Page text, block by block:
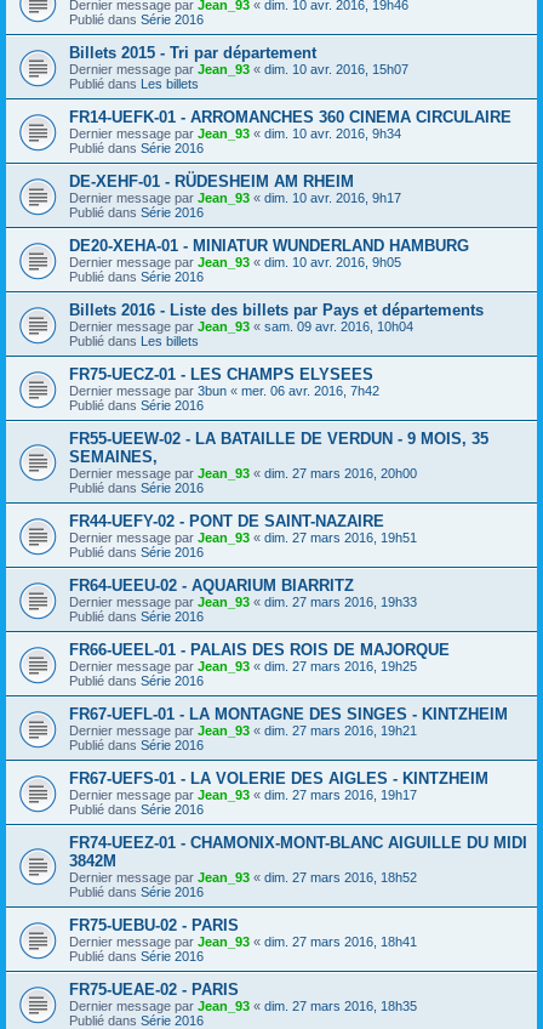
Dernier message par Jean_93 « dim. 10 avr. 2016, 19h46
Publié dans Série 2016
Billets 2015 - Tri par département
Dernier message par Jean_93 « dim. 10 avr. 2016, 15h07
Publié dans Les billets
FR14-UEFK-01 - ARROMANCHES 360 CINEMA CIRCULAIRE
Dernier message par Jean_93 « dim. 10 avr. 2016, 9h34
Publié dans Série 2016
DE-XEHF-01 - RÜDESHEIM AM RHEIM
Dernier message par Jean_93 « dim. 10 avr. 2016, 9h17
Publié dans Série 2016
DE20-XEHA-01 - MINIATUR WUNDERLAND HAMBURG
Dernier message par Jean_93 « dim. 10 avr. 2016, 9h05
Publié dans Série 2016
Billets 2016 - Liste des billets par Pays et départements
Dernier message par Jean_93 « sam. 09 avr. 2016, 10h04
Publié dans Les billets
FR75-UECZ-01 - LES CHAMPS ELYSEES
Dernier message par 3bun « mer. 06 avr. 2016, 7h42
Publié dans Série 2016
FR55-UEEW-02 - LA BATAILLE DE VERDUN - 9 MOIS, 35
SEMAINES,
Dernier message par Jean_93 « dim. 27 mars 2016, 20h00
Publié dans Série 2016
FR44-UEFY-02 - PONT DE SAINT-NAZAIRE
Dernier message par Jean_93 « dim. 27 mars 2016, 19h51
Publié dans Série 2016
FR64-UEEU-02 - AQUARIUM BIARRITZ
Dernier message par Jean_93 « dim. 27 mars 2016, 19h33
Publié dans Série 2016
FR66-UEEL-01 - PALAIS DES ROIS DE MAJORQUE
Dernier message par Jean_93 « dim. 27 mars 2016, 19h25
Publié dans Série 2016
FR67-UEFL-01 - LA MONTAGNE DES SINGES - KINTZHEIM
Dernier message par Jean_93 « dim. 27 mars 2016, 19h21
Publié dans Série 2016
FR67-UEFS-01 - LA VOLERIE DES AIGLES - KINTZHEIM
Dernier message par Jean_93 « dim. 27 mars 2016, 19h17
Publié dans Série 2016
FR74-UEEZ-01 - CHAMONIX-MONT-BLANC AIGUILLE DU MIDI
3842M
Dernier message par Jean_93 « dim. 27 mars 2016, 18h52
Publié dans Série 2016
FR75-UEBU-02 - PARIS
Dernier message par Jean_93 « dim. 27 mars 2016, 18h41
Publié dans Série 2016
FR75-UEAE-02 - PARIS
Dernier message par Jean_93 « dim. 27 mars 2016, 18h35
Publié dans Série 2016